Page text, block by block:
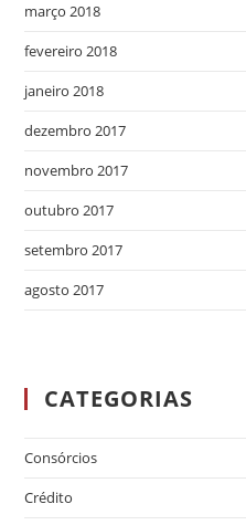
março 2018
fevereiro 2018
janeiro 2018
dezembro 2017
novembro 2017
outubro 2017
setembro 2017
agosto 2017
CATEGORIAS
Consórcios
Crédito